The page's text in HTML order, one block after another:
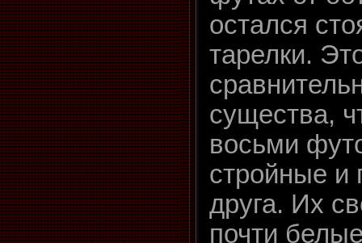
остался
тарелки.
существа,
восьми
стройные и
друга. Их
почти